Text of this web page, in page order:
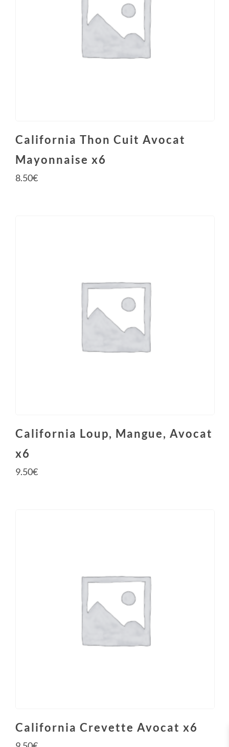
California Thon Cuit Avocat
Mayonnaise x6
8.50€
California Loup, Mangue, Avocat
x6
9.50€
California Crevette Avocat x6